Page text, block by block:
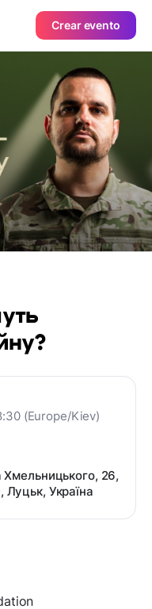
Crear evento
(Europe/Kiev)
26,
Україна